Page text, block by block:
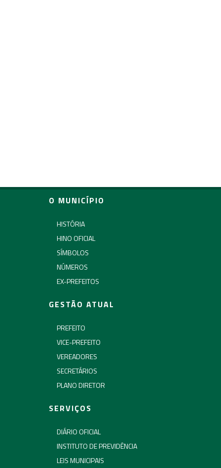
O MUNICÍPIO
HISTÓRIA
HINO OFICIAL
SÍMBOLOS
NÚMEROS
EX-PREFEITOS
GESTÃO ATUAL
PREFEITO
VICE-PREFEITO
VEREADORES
SECRETÁRIOS
PLANO DIRETOR
SERVIÇOS
DIÁRIO OFICIAL
INSTITUTO DE PREVIDÊNCIA
LEIS MUNICIPAIS